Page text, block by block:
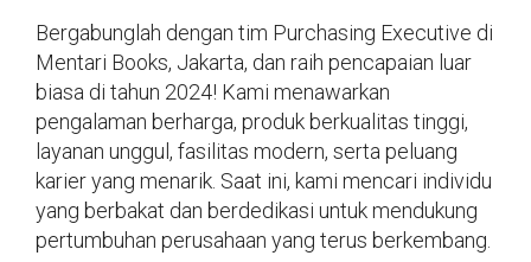
Bergabunglah dengan tim Purchasing Executive di
Mentari Books, Jakarta, dan raih pencapaian luar
biasa di tahun 2024! Kami menawarkan
pengalaman berharga, produk berkualitas tinggi,
layanan unggul, fasilitas modern, serta peluang
karier yang menarik. Saat ini, kami mencari individu
yang berbakat dan berdedikasi untuk mendukung
pertumbuhan perusahaan yang terus berkembang.